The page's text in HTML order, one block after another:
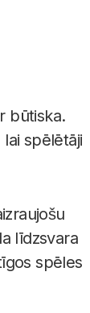
būtiska.
spēlētāji
līdzsvara
spēles